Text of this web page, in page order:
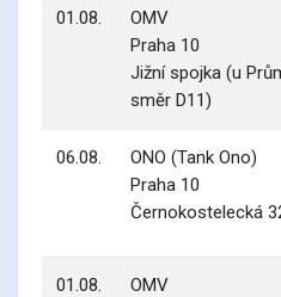
01.08.
OMV
Praha 10
Jižní spojka (u
směr D11)
06.08.
ONO (Tank Ono)
Praha 10
Černokostelecká
01.08.
OMV